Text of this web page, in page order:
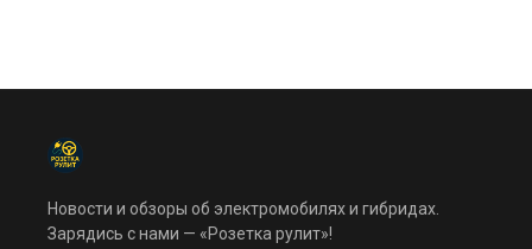
Новости и обзоры об электромобилях и гибридах.
Зарядись с нами — «Розетка рулит»!